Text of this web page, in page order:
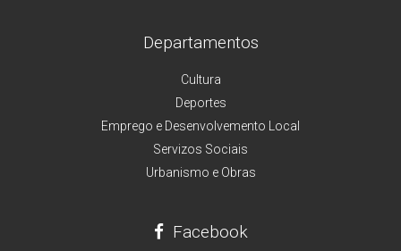
Departamentos
Cultura
Deportes
Emprego e Desenvolvemento Local
Servizos Sociais
Urbanismo e Obras
Facebook